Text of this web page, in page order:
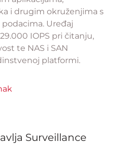
i drugim okruženjima s
Uređaj
IOPS pri čitanju,
te NAS i SAN
platformi.
Surveillance